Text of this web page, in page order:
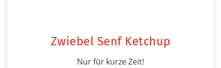
Zwiebel Senf Ketchup
Nur für kurze Zeit!